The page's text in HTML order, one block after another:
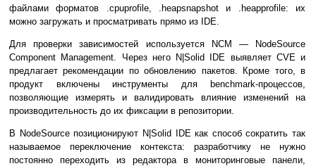
файлами форматов .cpuprofile, .heapsnapshot и .heapprofile: их
можно загружать и просматривать прямо из IDE.
Для проверки зависимостей используется NCM — NodeSource
Component Management. Через него N|Solid IDE выявляет CVE и
предлагает рекомендации по обновлению пакетов. Кроме того, в
продукт включены инструменты для benchmark-процессов,
позволяющие измерять и валидировать влияние изменений на
производительность до их фиксации в репозитории.
В NodeSource позиционируют N|Solid IDE как способ сократить так
называемое переключение контекста: разработчику не нужно
постоянно переходить из редактора в мониторинговые панели,